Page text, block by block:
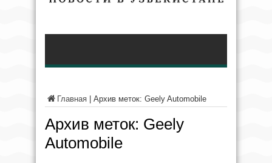
Главная Архив меток: Geely Automobile
Архив меток: Geely
Automobile